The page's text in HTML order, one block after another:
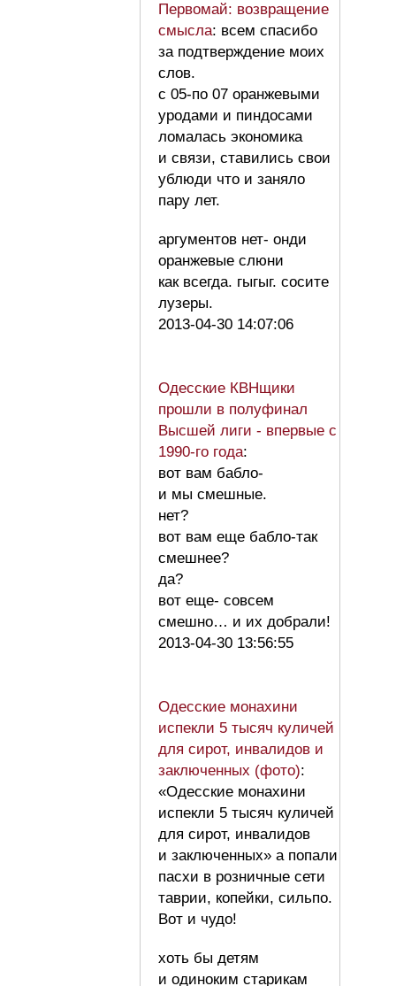
Первомай: возвращение
смысла: всем спасибо
за подтверждение моих
слов.
с 05-по 07 оранжевыми
уродами и пиндосами
ломалась экономика
и связи, ставились свои
ублюди что и заняло
пару лет.
аргументов нет- онди
оранжевые слюни
как всегда. гыгыг. сосите
лузеры.
2013-04-30 14:07:06
Одесские КВНщики
прошли в полуфинал
Высшей лиги - впервые с
1990-го года:
вот вам бабло-
и мы смешные.
нет?
вот вам еще бабло-так
смешнее?
да?
вот еще- совсем
смешно… и их добрали!
2013-04-30 13:56:55
Одесские монахини
испекли 5 тысяч куличей
для сирот, инвалидов и
заключенных (фото):
«Одесские монахини
испекли 5 тысяч куличей
для сирот, инвалидов
и заключенных» а попали
пасхи в розничные сети
таврии, копейки, сильпо.
Вот и чудо!
хоть бы детям
и одиноким старикам